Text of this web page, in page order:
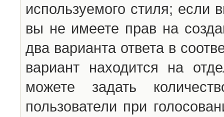
используемого стиля; если
вы не имеете прав на
два варианта ответа в
вариант находится на
можете задать
пользователи при